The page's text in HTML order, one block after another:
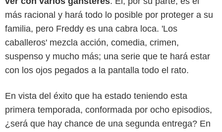
más racional y hará todo lo posible por proteger a su
familia, pero Freddy es una cabra loca. 'Los
caballeros' mezcla acción, comedia, crimen,
suspenso y mucho más; una serie que te hará estar
con los ojos pegados a la pantalla todo el rato.
En vista del éxito que ha estado teniendo esta
primera temporada, conformada por ocho episodios,
¿será que hay chance de una segunda entrega? En